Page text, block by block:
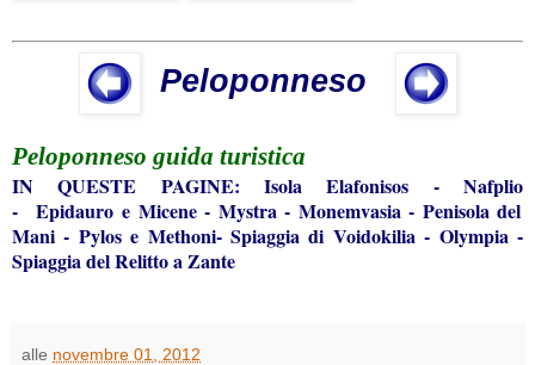
Peloponneso
Peloponneso guida turistica
IN QUESTE PAGINE:Isola Elafonisos -Nafplio
- Epidauro e Micene - Mystra- Monemvasia- Penisola del
Mani - Pylos e Methoni-Spiaggia di Voidokilia- Olympia -
Spiaggia del Relitto a Zante
alle novembre 01, 2012